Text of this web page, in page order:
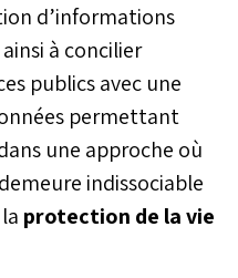
d’informations
à concilier
publics avec une
permettant
une approche où
indissociable
protection de la vie